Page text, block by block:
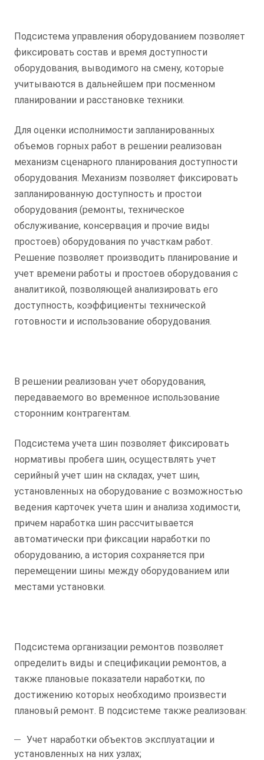
Подсистема управления оборудованием позволяет
фиксировать состав и время доступности
оборудования, выводимого на смену, которые
учитываются в дальнейшем при посменном
планировании и расстановке техники.
Для оценки исполнимости запланированных
объемов горных работ в решении реализован
механизм сценарного планирования доступности
оборудования. Механизм позволяет фиксировать
запланированную доступность и простои
оборудования (ремонты, техническое
обслуживание, консервация и прочие виды
простоев) оборудования по участкам работ.
Решение позволяет производить планирование и
учет времени работы и простоев оборудования с
аналитикой, позволяющей анализировать его
доступность, коэффициенты технической
готовности и использование оборудования.
В решении реализован учет оборудования,
передаваемого во временное использование
сторонним контрагентам.
Подсистема учета шин позволяет фиксировать
нормативы пробега шин, осуществлять учет
серийный учет шин на складах, учет шин,
установленных на оборудование с возможностью
ведения карточек учета шин и анализа ходимости,
причем наработка шин рассчитывается
автоматически при фиксации наработки по
оборудованию, а история сохраняется при
перемещении шины между оборудованием или
местами установки.
Подсистема организации ремонтов позволяет
определить виды и спецификации ремонтов, а
также плановые показатели наработки, по
достижению которых необходимо произвести
плановый ремонт. В подсистеме также реализован:
Учет наработки объектов эксплуатации и
установленных на них узлах;